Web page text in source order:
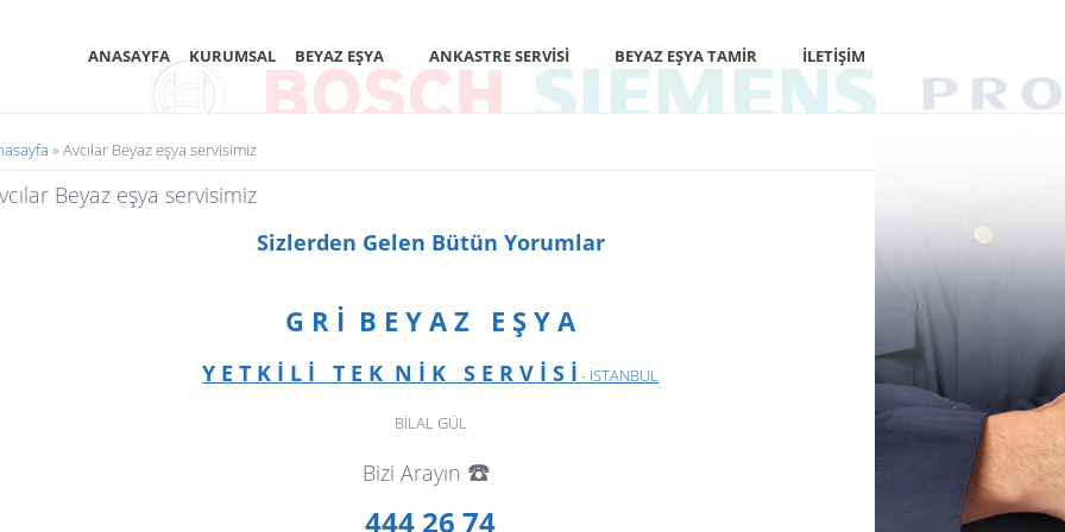
ANASAYFA KURUMSAL BEYAZ EŞYA ANKASTRE SERVISI BEYAZ EŞYA TAMIR İLETIŞIM
» Avcılar Beyaz eşya servisimiz
Beyaz eşya servisimiz
Sizlerden Gelen Bütün Yorumlar
G R İ B E Y A Z E Ş Y A
Y E T K İ L İ T E K N İ K S E R V İ S İ - İSTANBUL
BİLAL GÜL
Bizi Arayın ☎️
444 26 74